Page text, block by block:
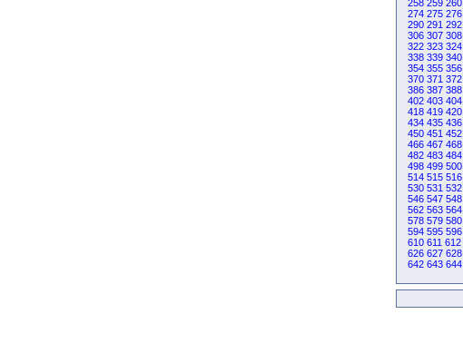
258 259 260
274 275 276
290 291 292
306 307 308
322 323 324
338 339 340
354 355 356
370 371 372
386 387 388
402 403 404
418 419 420
434 435 436
450 451 452
466 467 468
482 483 484
498 499 500
514 515 516
530 531 532
546 547 548
562 563 564
578 579 580
594 595 596
610 611 612
626 627 628
642 643 644